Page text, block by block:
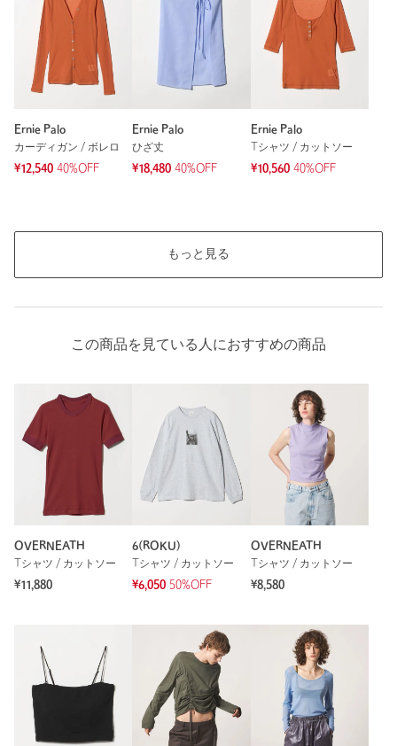
Ernie Palo
カーディガン / ボレロ
¥12,540 40%OFF
Ernie Palo
ひざ丈
¥18,480 40%OFF
Ernie Palo
Tシャツ / カットソー
¥10,560 40%OFF
もっと見る
この商品を見ている人におすすめの商品
OVERNEATH
Tシャツ / カットソー
¥11,880
6(ROKU)
Tシャツ / カットソー
¥6,050 50%OFF
OVERNEATH
Tシャツ / カットソー
¥8,580